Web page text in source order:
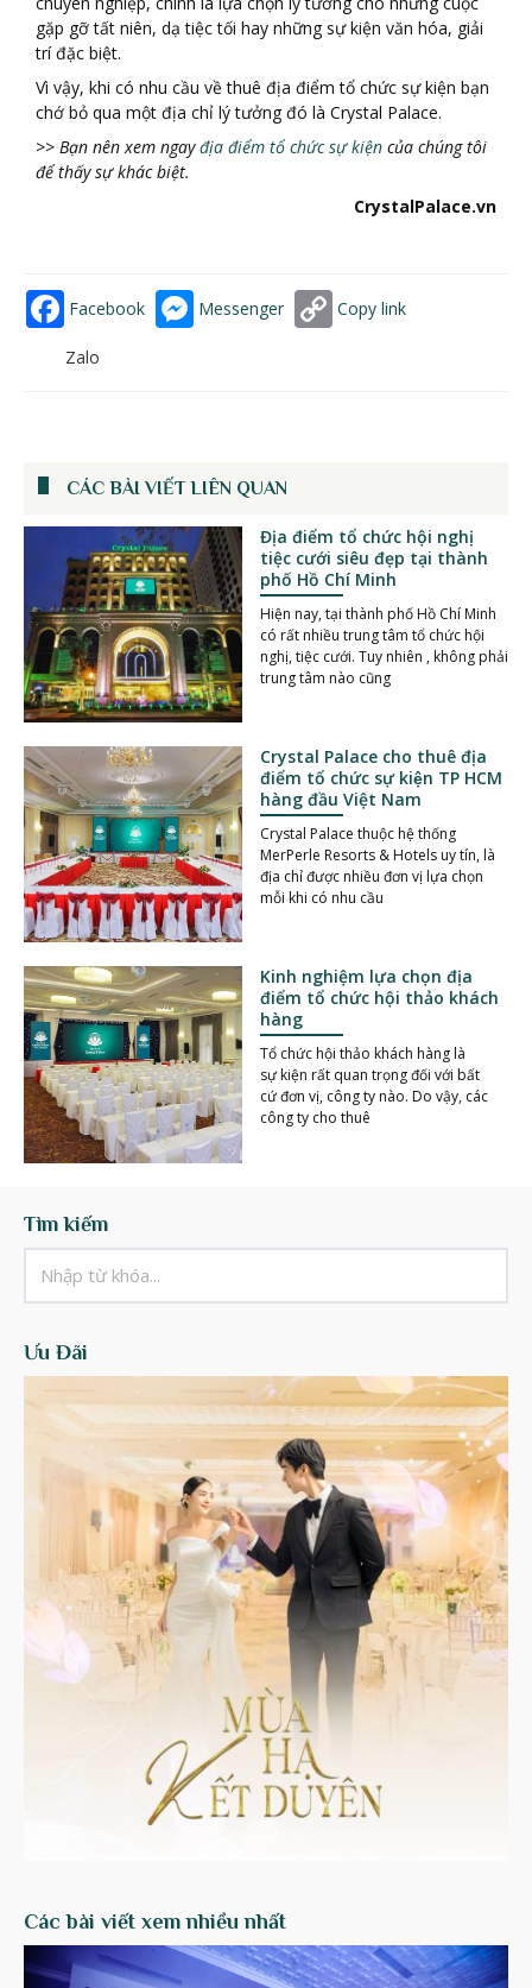
gặp gỡ tất niên, dạ tiệc tối hay những sự kiện văn hóa, giải
trí đặc biệt.
Vì vậy, khi có nhu cầu về thuê địa điểm tổ chức sự kiện bạn
chớ bỏ qua một địa chỉ lý tưởng đó là Crystal Palace.
>> Bạn nên xem ngayđịa điểm tổ chức sự kiện của chúng tôi
để thấy sự khác biệt.
CrystalPalace.vn
Facebook Messenger Copy link
Zalo
CÁC BÀI VIẾT LIÊN QUAN
Địa điểm tổ chức hội nghị
tiệc cưới siêu đẹp tại thành
phố Hồ Chí Minh
Hiện nay, tại thành phố Hồ Chí Minh
có rất nhiều trung tâm tổ chức hội
nghị, tiệc cưới. Tuy nhiên , không phải
trung tâm nào cũng
Crystal Palace cho thuê địa
điểm tổ chức sự kiện TP HCM
hàng đầu Việt Nam
Crystal Palace thuộc hệ thống
MerPerle Resorts & Hotels uy tín, là
địa chỉ được nhiều đơn vị lựa chọn
mỗi khi có nhu cầu
Kinh nghiệm lựa chọn địa
điểm tổ chức hội thảo khách
hàng
Tổ chức hội thảo khách hàng là
sự kiện rất quan trọng đối với bất
cứ đơn vị, công ty nào. Do vậy, các
công ty cho thuê
Tìm kiếm
Ưu Đãi
Các bài viết xem nhiều nhất